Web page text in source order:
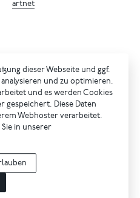
artnet
dieser Webseite und ggf.
und zu optimieren.
und es werden Cookies
gespeichert. Diese Daten
Webhoster verarbeitet.
in unserer